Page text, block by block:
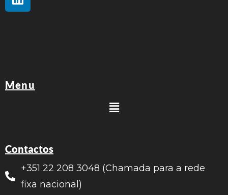
Menu
Contactos
+351 22 208 3048 (Chamada para a rede
fixa nacional)